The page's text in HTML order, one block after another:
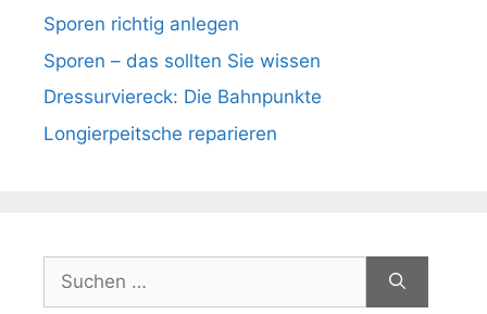
Sporen richtig anlegen
Sporen – das sollten Sie wissen
Dressurviereck: Die Bahnpunkte
Longierpeitsche reparieren
nach: